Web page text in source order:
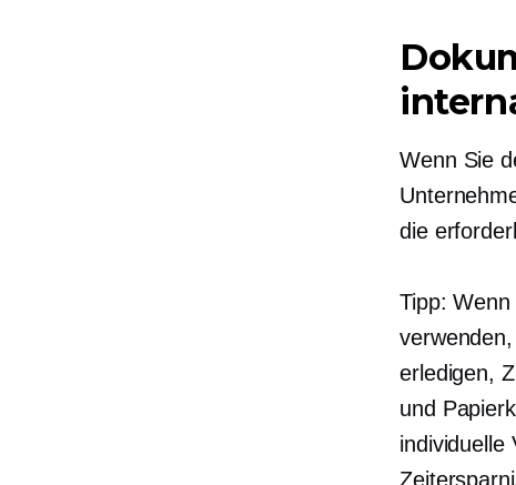
Wenn Sie
die
Tipp:
erledigen,
und
individuelle